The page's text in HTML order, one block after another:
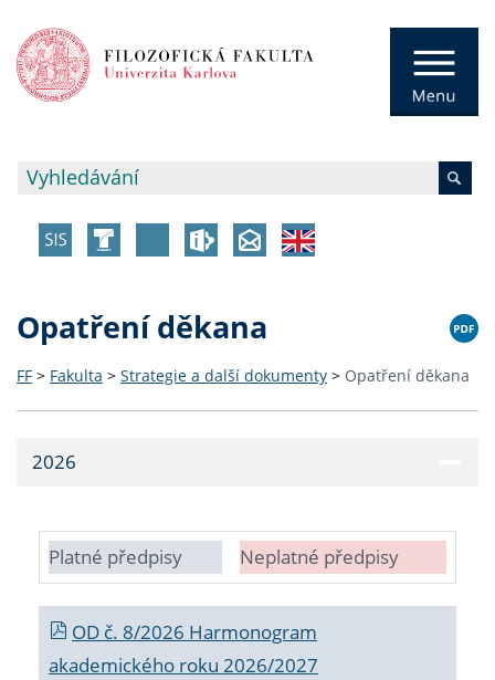
Opatření děkana
FF > Fakulta > Strategie a další dokumenty > Opatření děkana
2026
Platné předpisy Neplatné předpisy
OD č. 8/2026 Harmonogram
akademického roku 2026/2027